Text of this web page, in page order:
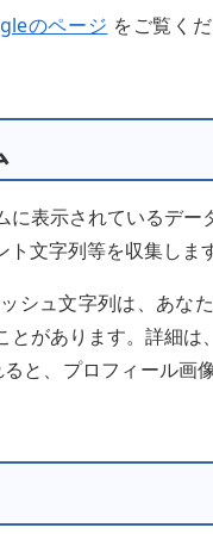
のページ をご覧く
表示されているデー
文字列等を収集します
シュ文字列は、あな
があります。詳細は
と、プロフィール画